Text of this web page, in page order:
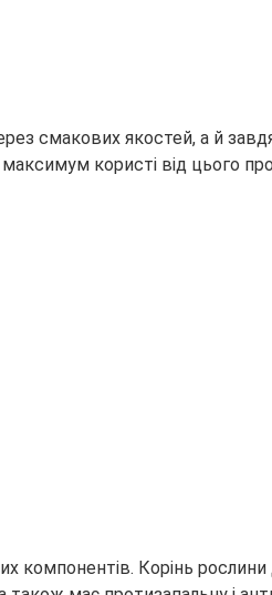
смакових якостей, а й
користі від цього
компонентів. Корінь